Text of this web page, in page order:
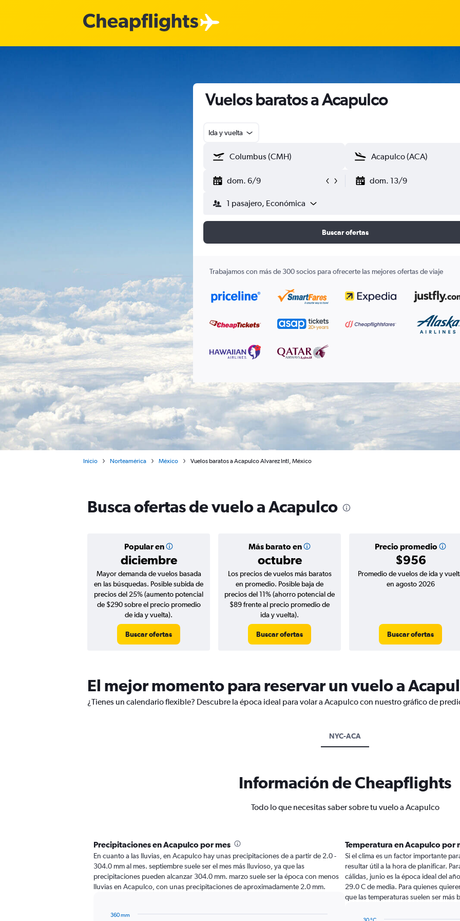
Vuelos baratos a Acapulco
Ida y vuelta
dom. 6/9 dom. 13/9
1 pasajero, Económica
Buscar ofertas
Trabajamos con más de 300 socios para ofrecerte las mejores ofertas de viaje
Inicio Norteamérica México Vuelos baratos a Acapulco Alvarez Intl, México
Busca ofertas de vuelo a Acapulco
Popular en
diciembre
Más barato en
octubre
Precio promedio
$956
Mayor demanda de vuelos basada
en las búsquedas. Posible subida de
precios del 25% (aumento potencial
de $290 sobre el precio promedio
de ida y vuelta).
Buscar ofertas
Los precios de vuelos más baratos
en promedio. Posible baja de
precios del 11% (ahorro potencial de
$89 frente al precio promedio de
ida y vuelta).
Buscar ofertas
Promedio de vuelos de ida y
en agosto 2026
Buscar ofertas
El mejor momento para reservar un vuelo a
¿Tienes un calendario flexible? Descubre la época ideal para volar a Acapulco con nuestro gráfico de
NYC-ACA
Información de Cheapflights
Todo lo que necesitas saber sobre tu vuelo a Acapulco
Precipitaciones en Acapulco por mes
En cuanto a las lluvias, en Acapulco hay unas precipitaciones de a partir de 2.0 -
304.0 mm al mes. septiembre suele ser el mes más lluvioso, ya que las
precipitaciones pueden alcanzar 304.0 mm. marzo suele ser la época con menos
lluvias en Acapulco, con unas precipitaciones de aproximadamente 2.0 mm.
360 mm
Temperatura en Acapulco por
Si el clima es un factor importante
resultar útil a la hora de planificar.
cálidas, junio es la época ideal del
29.0 C de media. Para quienes
que las temperaturas suelen ser más